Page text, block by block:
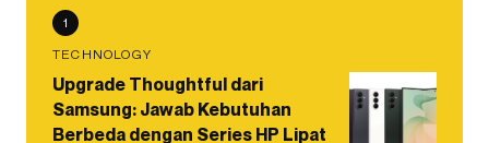
1
TECHNOLOGY
Upgrade Thoughtful dari
Samsung: Jawab Kebutuhan
Berbeda dengan Series HP Lipat